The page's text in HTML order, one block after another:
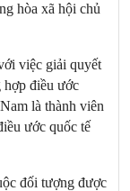
hòa xã hội chủ
việc giải quyết
hợp điều ước
Nam là thành viên
ước quốc tế
đối tượng được